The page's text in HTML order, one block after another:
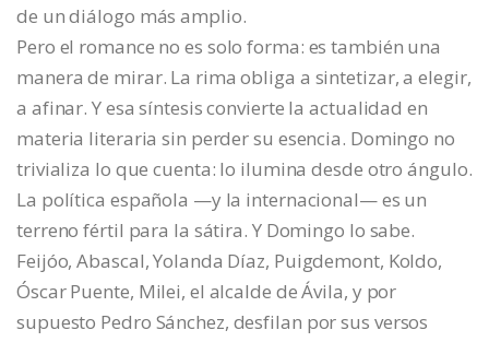
de un diálogo más amplio.
Pero el romance no es solo forma: es también una
manera de mirar. La rima obliga a sintetizar, a elegir,
a afinar. Y esa síntesis convierte la actualidad en
materia literaria sin perder su esencia. Domingo no
trivializa lo que cuenta: lo ilumina desde otro ángulo.
La política española —y la internacional— es un
terreno fértil para la sátira. Y Domingo lo sabe.
Feijóo, Abascal, Yolanda Díaz, Puigdemont, Koldo,
Óscar Puente, Milei, el alcalde de Ávila, y por
supuesto Pedro Sánchez, desfilan por sus versos